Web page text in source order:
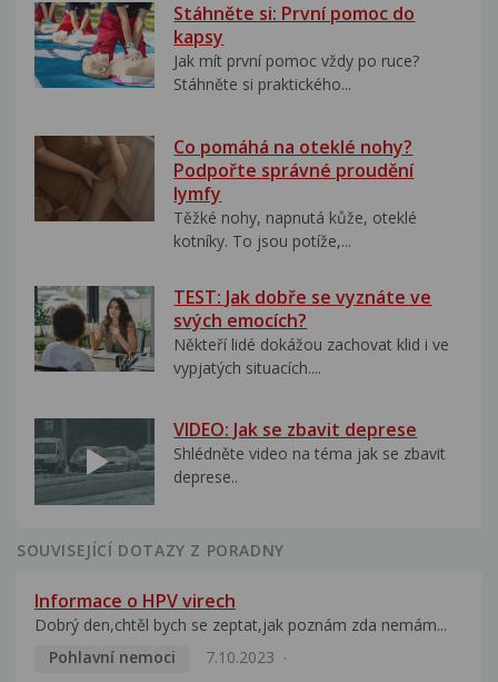
Stáhněte si: První pomoc do
kapsy
Jak mít první pomoc vždy po ruce?
Stáhněte si praktického...
Co pomáhá na oteklé nohy?
Podpořte správné proudění
lymfy
Těžké nohy, napnutá kůže, oteklé
kotníky. To jsou potíže,...
TEST: Jak dobře se vyznáte ve
svých emocích?
Někteří lidé dokážou zachovat klid i ve
vypjatých situacích....
VIDEO: Jak se zbavit deprese
Shlédněte video na téma jak se zbavit
deprese..
SOUVISEJÍCÍ DOTAZY Z PORADNY
Informace o HPV virech
Dobrý den,chtěl bych se zeptat,jak poznám zda nemám...
Pohlavní nemoci
7.10.2023